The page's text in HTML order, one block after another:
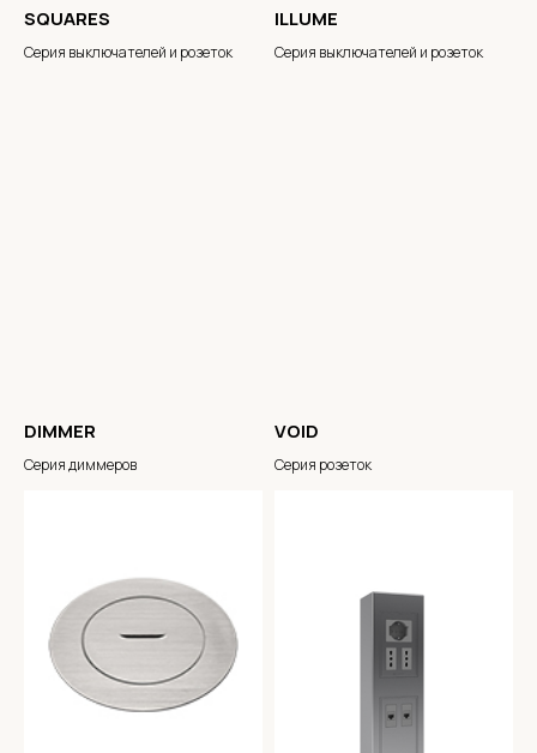
SQUARES
Серия выключателей и розеток
ILLUME
Серия выключателей и розеток
DIMMER
Серия диммеров
VOID
Серия розеток